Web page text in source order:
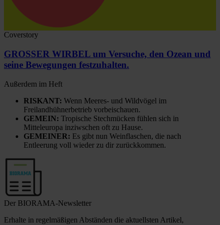
Coverstory
GROSSER WIRBEL um Versuche, den Ozean und
seine Bewegungen festzuhalten.
Außerdem im Heft
RISKANT: Wenn Meeres- und Wildvögel im
Freilandhühnerbetrieb vorbeischauen.
GEMEIN: Tropische Stechmücken fühlen sich in
Mitteleuropa inziwschen oft zu Hause.
GEMEINER: Es gibt nun Weinflaschen, die nach
Entleerung voll wieder zu dir zurückkommen.
Der BIORAMA-Newsletter
Erhalte in regelmäßigen Abständen die aktuellsten Artikel,